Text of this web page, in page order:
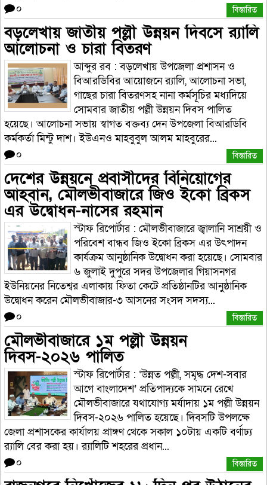
০ বিস্তারিত
বড়লেখায় জাতীয় পল্লী উন্নয়ন দিবসে র‌্যালি
আলোচনা ও চারা বিতরণ
আব্দুর রব : বড়লেখায় উপজেলা প্রশাসন ও
বিআরডিবির আয়োজনে র‌্যালি, আলোচনা সভা,
গাছের চারা বিতরণসহ নানা কর্মসূচির মধ্যদিয়ে
সোমবার জাতীয় পল্লী উন্নয়ন দিবস পালিত
হয়েছে। আলোচনা সভায় স্বাগত বক্তব্য দেন উপজেলা বিআরডিবি
কর্মকর্তা মিন্টু দাশ। ইউএনও মাহবুবুল আলম মাহবুরের...
০ বিস্তারিত
দেশের উন্নয়নে প্রবাসীদের বিনিয়োগের
আহবান, মৌলভীবাজারে জিও ইকো ব্রিকস
এর উদ্বোধন-নাসের রহমান
স্টাফ রিপোর্টার : মৌলভীবাজারে জ্বালানি সাশ্রয়ী ও
পরিবেশ বান্ধব জিও ইকো ব্রিকস এর উৎপাদন
কার্যক্রম আনুষ্ঠানিক উদ্বোধন করা হয়েছে। সোমবার
৬ জুলাই দুপুরে সদর উপজেলার গিয়াসনগর
ইউনিয়নের নিতেশ্বর এলাকায় ফিতা কেটে প্রতিষ্ঠানটির আনুষ্ঠানিক
উদ্বোধন করেন মৌলভীবাজার-৩ আসনের সংসদ সদস্য...
০ বিস্তারিত
মৌলভীবাজারে ১ম পল্লী উন্নয়ন
দিবস-২০২৬ পালিত
স্টাফ রিপোর্টার : ‘উন্নত পল্লী, সমৃদ্ধ দেশ-সবার
আগে বাংলাদেশ’ প্রতিপাদ্যকে সামনে রেখে
মৌলভীবাজারে যথাযোগ্য মর্যাদায় ১ম পল্লী উন্নয়ন
দিবস-২০২৬ পালিত হয়েছে। দিবসটি উপলক্ষে
জেলা প্রশাসকের কার্যালয় প্রাঙ্গণ থেকে সকাল ১০টায় একটি বর্ণাঢ্য
র‌্যালি বের করা হয়। র‌্যালিটি শহরের প্রধান...
০ বিস্তারিত